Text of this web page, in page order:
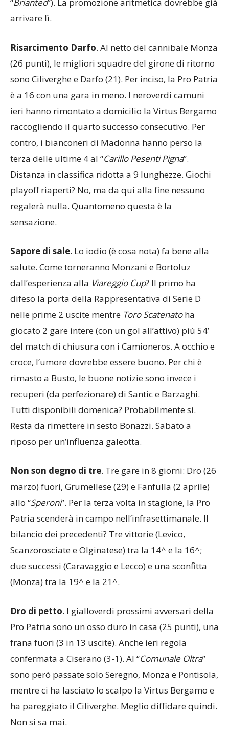
arrivare lì.
Risarcimento Darfo. Al netto del cannibale Monza
(26 punti), le migliori squadre del girone di ritorno
sono Ciliverghe e Darfo (21). Per inciso, la Pro Patria
è a 16 con una gara in meno. I neroverdi camuni
ieri hanno rimontato a domicilio la Virtus Bergamo
raccogliendo il quarto successo consecutivo. Per
contro, i bianconeri di Madonna hanno perso la
terza delle ultime 4 al “Carillo Pesenti Pigna”.
Distanza in classifica ridotta a 9 lunghezze. Giochi
playoff riaperti? No, ma da qui alla fine nessuno
regalerà nulla. Quantomeno questa è la
sensazione.
Sapore di sale. Lo iodio (è cosa nota) fa bene alla
salute. Come torneranno Monzani e Bortoluz
dall’esperienza alla Viareggio Cup? Il primo ha
difeso la porta della Rappresentativa di Serie D
nelle prime 2 uscite mentre Toro Scatenatoha
giocato 2 gare intere (con un gol all’attivo) più 54’
del match di chiusura con i Camioneros. A occhio e
croce, l’umore dovrebbe essere buono. Per chi è
rimasto a Busto, le buone notizie sono invece i
recuperi (da perfezionare) di Santic e Barzaghi.
Tutti disponibili domenica? Probabilmente sì.
Resta da rimettere in sesto Bonazzi. Sabato a
riposo per un’influenza galeotta.
Non son degno di tre. Tre gare in 8 giorni: Dro (26
marzo) fuori, Grumellese (29) e Fanfulla (2 aprile)
allo “Speroni”. Per la terza volta in stagione, la Pro
Patria scenderà in campo nell’infrasettimanale. Il
bilancio dei precedenti? Tre vittorie (Levico,
Scanzorosciate e Olginatese) tra la 14^ e la 16^;
due successi (Caravaggio e Lecco) e una sconfitta
(Monza) tra la 19^ e la 21^.
Dro di petto. I gialloverdi prossimi avversari della
Pro Patria sono un osso duro in casa (25 punti), una
frana fuori (3 in 13 uscite). Anche ieri regola
confermata a Ciserano (3-1). Al “Comunale Oltra”
sono però passate solo Seregno, Monza e Pontisola,
mentre ci ha lasciato lo scalpo la Virtus Bergamo e
ha pareggiato il Ciliverghe. Meglio diffidare quindi.
Non si sa mai.